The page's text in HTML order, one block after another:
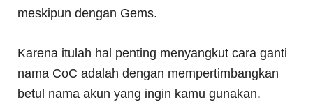
meskipun dengan Gems.
Karena itulah hal penting menyangkut cara ganti
nama CoC adalah dengan mempertimbangkan
betul nama akun yang ingin kamu gunakan.